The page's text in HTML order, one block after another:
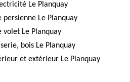
Le Planquay
persienne Le Planquay
volet Le Planquay
bois Le Planquay
et extérieur Le Planquay